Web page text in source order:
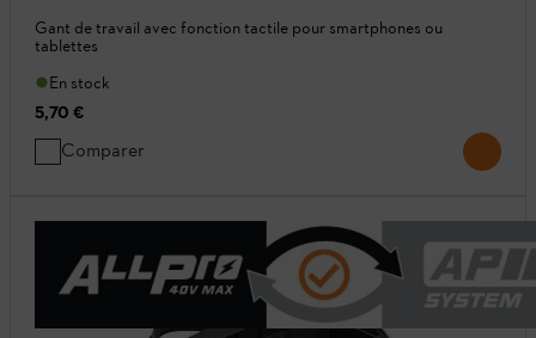
Gant de travail avec fonction tactile pour smartphones ou
tablettes
En stock
5,70 €
Comparer